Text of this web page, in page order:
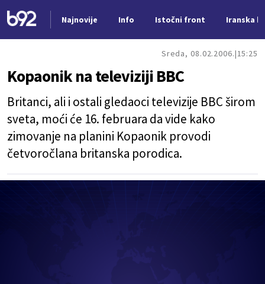
Najnovije Info Istočni front Iranska
Sreda, 08.02.2006. 15:25
Kopaonik na televiziji BBC
Britanci, ali i ostali gledaoci televizije BBC širom
sveta, moći će 16. februara da vide kako
zimovanje na planini Kopaonik provodi
četvoročlana britanska porodica.